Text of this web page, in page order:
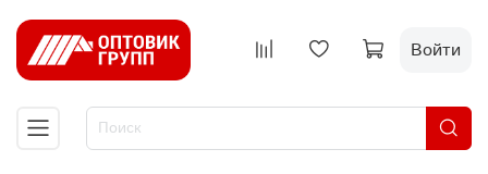
Войти